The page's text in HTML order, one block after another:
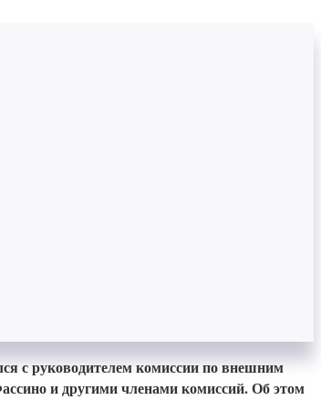
с руководителем комиссии по внешним
и другими членами комиссий. Об этом